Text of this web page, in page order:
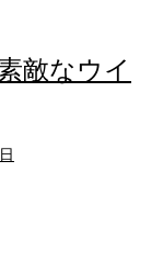
敵なウイ